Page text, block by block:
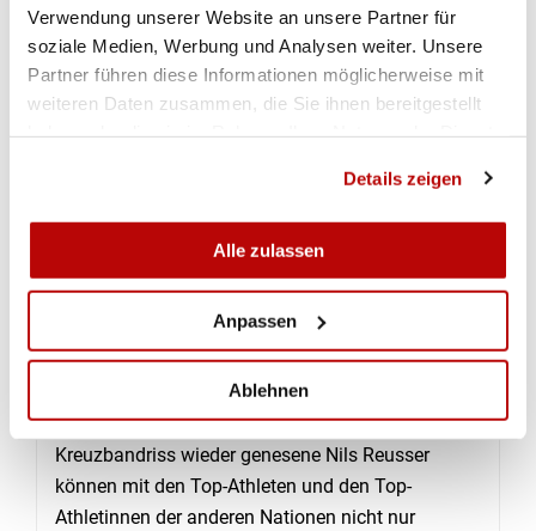
Verwendung unserer Website an unsere Partner für
soziale Medien, Werbung und Analysen weiter. Unsere
Partner führen diese Informationen möglicherweise mit
weiteren Daten zusammen, die Sie ihnen bereitgestellt
Details zeigen
Alle zulassen
Anpassen
Ablehnen
den Fortschritt des Schweizer Target Sprint Teams
bestätigt!
STANDORTBESTIMMUNG
den Trainern als auch bei den Athleten. Wo steht
das Schweizer Team in diesem Weltklassefeld? Ist
eine Steigerung seit dem Welt Cup in Auer (ITA) zu
erkennen?
Die beiden Silbermedaillen sprechen eine deutliche
Sprache. Bei den Junioren/Juniorinnen ist die
Schweiz an der Weltspitze angekommen. Tessa
Dietrich, Patrick Gal und der nach seinem
Kreuzbandriss wieder genesene Nils Reusser
können mit den Top-Athleten und den Top-
Athletinnen der anderen Nationen nicht nur